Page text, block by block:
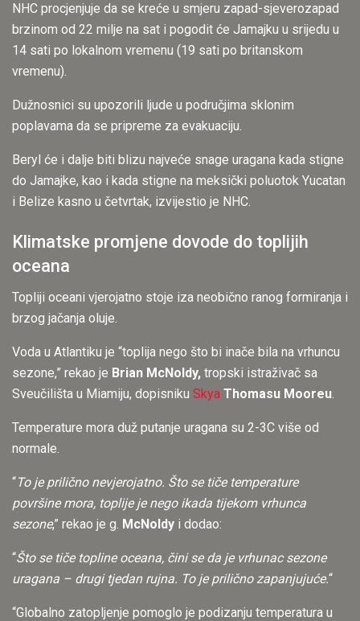
NHC procjenjuje da se kreće u smjeru zapad-sjeverozapad
brzinom od 22 milje na sat i pogodit će Jamajku u srijedu u
14 sati po lokalnom vremenu (19 sati po britanskom
vremenu).
Dužnosnici su upozorili ljude u područjima sklonim
poplavama da se pripreme za evakuaciju.
Beryl će i dalje biti blizu najveće snage uragana kada stigne
do Jamajke, kao i kada stigne na meksički poluotok Yucatan
i Belize kasno u četvrtak, izvijestio je NHC.
Klimatske promjene dovode do toplijih
oceana
Topliji oceani vjerojatno stoje iza neobično ranog formiranja i
brzog jačanja oluje.
Voda u Atlantiku je “toplija nego što bi inače bila na vrhuncu
sezone,” rekao je Brian McNoldy, tropski istraživač sa
Sveučilišta u Miamiju, dopisniku Skya Thomasu Mooreu
Temperature mora duž putanje uragana su 2-3C više od
normale.
“To je prilično nevjerojatno. Što se tiče temperature
površine mora, toplije je nego ikada tijekom vrhunca
sezone,” rekao je g. McNoldy i dodao:
“Što se tiče topline oceana, čini se da je vrhunac sezone
uragana – drugi tjedan rujna. To je prilično zapanjujuće.“
“Globalno zatopljenje pomoglo je podizanju temperatura u